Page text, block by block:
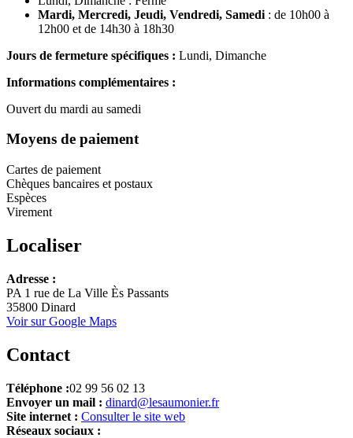
Mardi, Mercredi, Jeudi, Vendredi, Samedi : de 10h00 à
12h00 et de 14h30 à 18h30
Jours de fermeture spécifiques : Lundi, Dimanche
Informations complémentaires :
Ouvert du mardi au samedi
Moyens de paiement
Cartes de paiement
Chèques bancaires et postaux
Espèces
Virement
Localiser
+
−
Adresse :
PA 1 rue de La Ville Ès Passants
35800 Dinard
Voir sur Google Maps
Contact
Téléphone :02 99 56 02 13
Envoyer un mail : dinard@lesaumonier.fr
Site internet : Consulter le site web
Réseaux sociaux :